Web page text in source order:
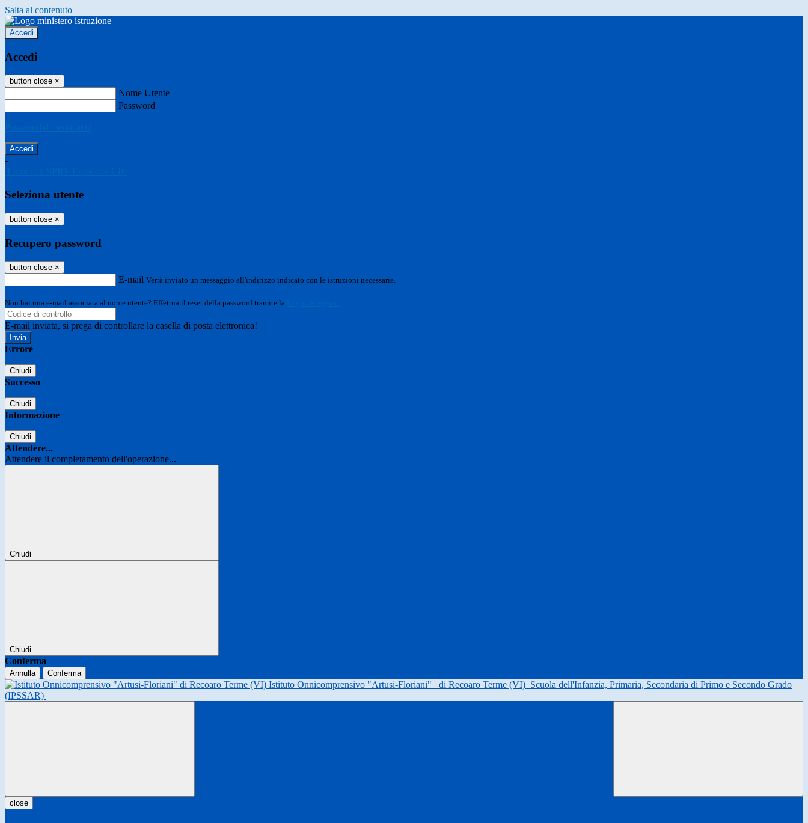
Salta al contenuto
Accedi
Accedi
button close ×
Nome Utente
Password
-
Seleziona utente
button close ×
Recupero password
button close ×
E-mail Verrà inviato un messaggio all'indirizzo indicato con le istruzioni necessarie.
Non hai una e-mail associata al nome utente? Effettua il reset della password tramite la
E-mail inviata, si prega di controllare la casella di posta elettronica!
Errore
Chiudi
Successo
Chiudi
Informazione
Chiudi
Attendere...
Attendere il completamento dell'operazione...
Chiudi
Chiudi
Conferma
Annulla Conferma
Istituto Onnicomprensivo "Artusi-Floriani" di Recoaro Terme (VI) Scuola dell'Infanzia, Primaria, Secondaria di Primo e Secondo Grado
(IPSSAR)
close